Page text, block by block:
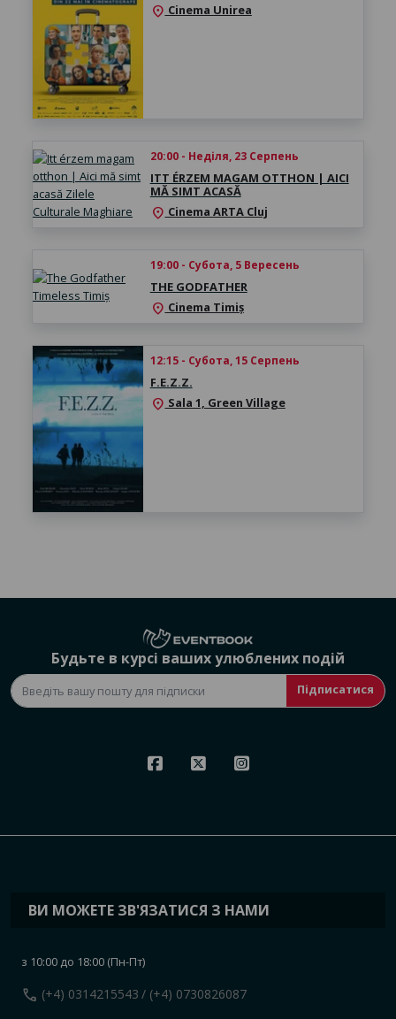
location_on Cinema Unirea
20:00 - Неділя, 23 Серпень
ITT ÉRZEM MAGAM OTTHON | AICI
MĂ SIMT ACASĂ
location_on Cinema ARTA Cluj
19:00 - Субота, 5 Вересень
THE GODFATHER
location_on Cinema Timiș
12:15 - Субота, 15 Серпень
F.E.Z.Z.
location_on Sala 1, Green Village
Будьте в курсі ваших улюблених подій
Підписатися
ВИ МОЖЕТЕ ЗВ'ЯЗАТИСЯ З НАМИ
з 10:00 до 18:00 (Пн-Пт)
call (+4) 0314215543 / (+4) 0730826087